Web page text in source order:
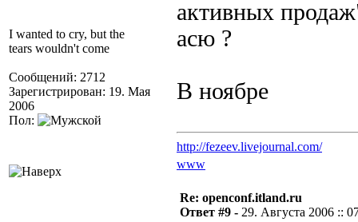
I wanted to cry, but the
tears wouldn't come
Сообщений: 2712
Зарегистрирован: 19. Мая
2006
Пол:
активных
асю ?
В ноябре
http://fezeev.livejournal.com/
www
Re: openconf.itland.ru
Ответ #9 - 29. Августа 2006 ::